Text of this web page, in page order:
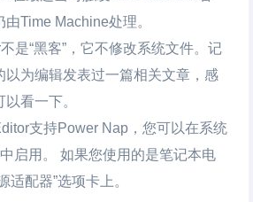
Time Machine处理。
是“黑客”，它不修改系统文件。记
以为编辑发表过一篇相关文章，感
看一下。
支持Power Nap，您可以在系统
启用。 如果您使用的是笔记本电
适配器”选项卡上。